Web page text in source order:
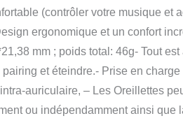
(contrôler votre musique et
ergonomique et un confort
mm ; poids total: 46g- Tout
et éteindre.- Prise en
auriculaire, – Les Oreillettes
ou indépendamment ainsi que